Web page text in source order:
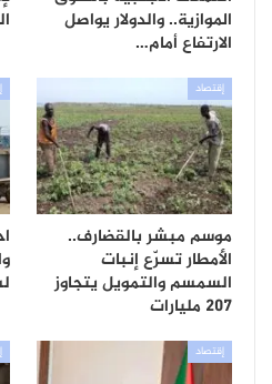
الموازية.. والدولار يواصل
الارتفاع أمام…
إقتصاد
موسم مبشر بالقضارف..
الأمطار تسرّع إنبات
السمسم والتمويل يتجاوز
207 مليارات
إقتصاد